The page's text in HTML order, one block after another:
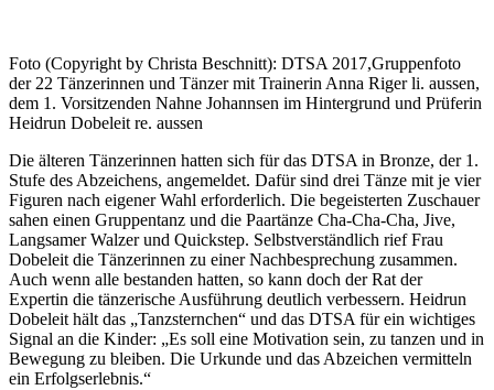
Foto (Copyright by Christa Beschnitt): DTSA 2017,Gruppenfoto
der 22 Tänzerinnen und Tänzer mit Trainerin Anna Riger li. aussen,
dem 1. Vorsitzenden Nahne Johannsen im Hintergrund und Prüferin
Heidrun Dobeleit re. aussen
Die älteren Tänzerinnen hatten sich für das DTSA in Bronze, der 1.
Stufe des Abzeichens, angemeldet. Dafür sind drei Tänze mit je vier
Figuren nach eigener Wahl erforderlich. Die begeisterten Zuschauer
sahen einen Gruppentanz und die Paartänze Cha-Cha-Cha, Jive,
Langsamer Walzer und Quickstep. Selbstverständlich rief Frau
Dobeleit die Tänzerinnen zu einer Nachbesprechung zusammen.
Auch wenn alle bestanden hatten, so kann doch der Rat der
Expertin die tänzerische Ausführung deutlich verbessern. Heidrun
Dobeleit hält das „Tanzsternchen“ und das DTSA für ein wichtiges
Signal an die Kinder: „Es soll eine Motivation sein, zu tanzen und in
Bewegung zu bleiben. Die Urkunde und das Abzeichen vermitteln
ein Erfolgserlebnis.“